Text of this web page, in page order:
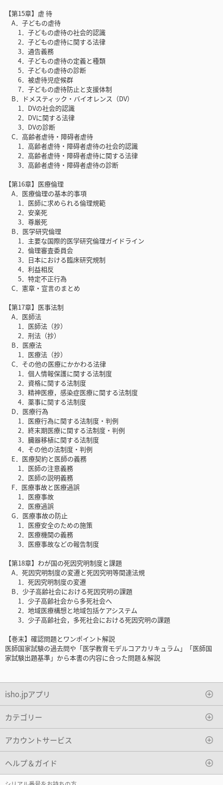
【第15章】虐 待
A．子どもの虐待
1．子どもの虐待の社会的認識
2．子どもの虐待に関する法律
3．通告義務
4．子どもの虐待の定義と種類
5．子どもの虐待の診断
6．被虐待児症候群
7．子どもの虐待防止と支援体制
B．ドメスティック・バイオレンス（DV）
1．DVの社会的認識
2．DVに関する法律
3．DVの診断
C．高齢者虐待・障碍者虐待
1．高齢者虐待・障碍者虐待の社会的認識
2．高齢者虐待・障碍者虐待に関する法律
3．高齢者虐待・障碍者虐待の診断
【第16章】医療倫理
A．医療倫理の基本的事項
1．医師に求められる倫理規範
2．安楽死
3．尊厳死
B．医学研究倫理
1．主要な国際的医学研究倫理ガイドライン
2．倫理審査委員会
3．日本における臨床研究規制
4．利益相反
5．特定不正行為
C．憲章・宣言のまとめ
【第17章】医事法制
A．医師法
1．医師法（抄）
2．刑法（抄）
B．医療法
1．医療法（抄）
C．その他の医療にかかわる法律
1．個人情報保護に関する法制度
2．資格に関する法制度
3．精神医療，感染症医療に関する法制度
4．薬事に関する法制度
D．医療行為
1．医療行為に関する法制度・判例
2．終末期医療に関する法制度・判例
3．臓器移植に関する法制度
4．その他の法制度・判例
E．医療契約と医師の義務
1．医師の注意義務
2．医師の説明義務
F．医療事故と医療過誤
1．医療事故
2．医療過誤
G．医療事故の防止
1．医療安全のための施策
2．医療機関の義務
3．医療事故などの報告制度
【第18章】わが国の死因究明制度と課題
A．死因究明制度の変遷と死因究明等関連法規
1．死因究明制度の変遷
B．少子高齢社会における死因究明の課題
1．少子高齢社会から多死社会へ
2．地域医療構想と地域包括ケアシステム
3．少子高齢社会，多死社会における死因究明の課題
【巻末】確認問題とワンポイント解説
医師国家試験の過去問や「医学教育モデルコアカリキュラム」「医師国
家試験出題基準」から本書の内容に合った問題＆解説
isho.jpアプリ
カテゴリー
アカウントサービス
ヘルプ＆ガイド